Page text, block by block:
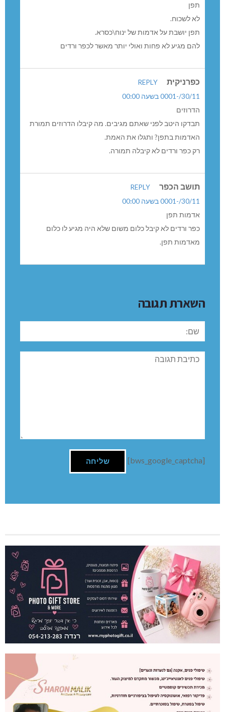
תפן
לא לשכוח.
תפן יושבת על אדמות של ינוח\כסרא.
להם מגיע לא פחות ואולי יותר מאשר לכפר ורדים
כפרניקית
REPLY
30/11/-0001 בשעה 00:00
הדרוזים
תבדקו היטב לפני שאתם מגיבים. מה קיבלו הדרוזים תמורת
האדמות בתפן? ותגלו את האמת.
רק כפר ורדים לא קיבלה תמורה.
תושב הכפר
REPLY
30/11/-0001 בשעה 00:00
אדמות תפן
כפר ורדים לא קיבל כלום משום שלא היה מגיע לו כלום
מאדמות תפן.
השארת תגובה
שם:
תגובה
[bws_google_captcha]